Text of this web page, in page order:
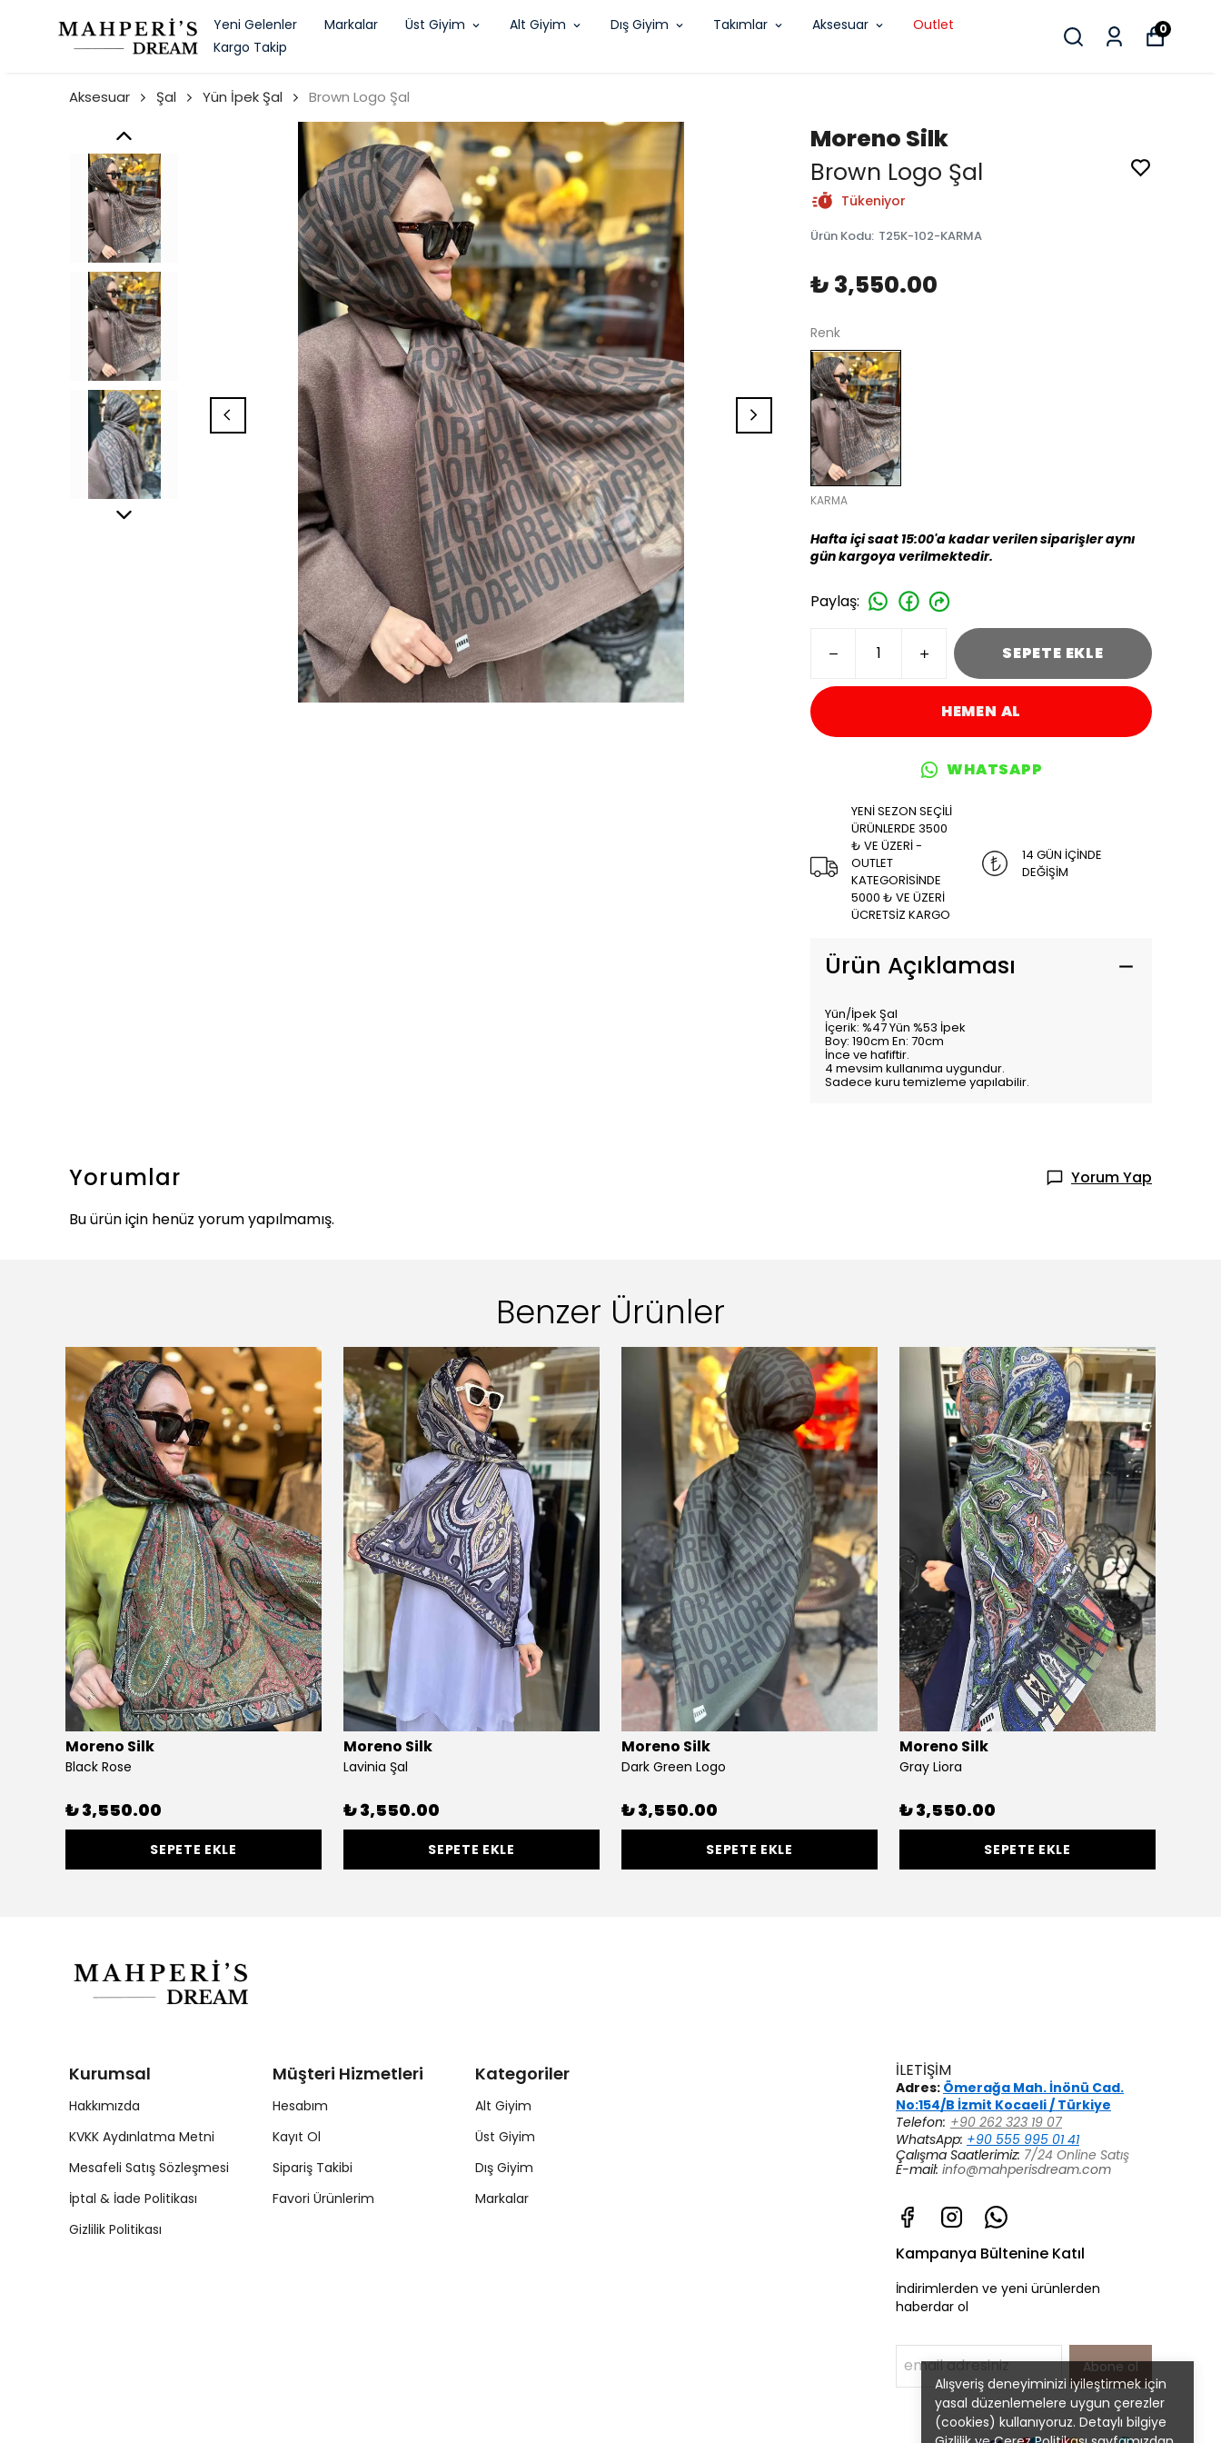
Yeni Gelenler Markalar Üst Giyim Alt Giyim Dış Giyim Takımlar Aksesuar
Outlet
Kargo Takip
0
Alışveriş deneyiminizi iyileştirmek için
yasal düzenlemelere uygun çerezler
(cookies) kullanıyoruz. Detaylı bilgiye
Aksesuar Şal Yün İpek Şal Brown Logo Şal
Moreno Silk
Brown Logo Şal
Tükeniyor
Ürün Kodu: T25K-102-KARMA
₺ 3,550.00
Renk
KARMA
Hafta içi saat 15:00'a kadar verilen siparişler aynı
gün kargoya verilmektedir.
Paylaş:
SEPETE EKLE
HEMEN AL
WHATSAPP
YENİ SEZON SEÇİLİ
ÜRÜNLERDE 3500
₺ VE ÜZERİ -
OUTLET
KATEGORİSİNDE
5000 ₺ VE ÜZERİ
ÜCRETSİZ KARGO
14 GÜN İÇİNDE
DEĞİŞİM
Ürün Açıklaması
Yün/İpek Şal
İçerik: %47 Yün %53 İpek
Boy: 190cm En: 70cm
İnce ve hafiftir.
4 mevsim kullanıma uygundur.
Sadece kuru temizleme yapılabilir.
Yorumlar
Yorum Yap
Bu ürün için henüz yorum yapılmamış.
Benzer Ürünler
Moreno Silk
Black Rose
₺ 3,550.00
SEPETE EKLE
Moreno Silk
Lavinia Şal
₺ 3,550.00
SEPETE EKLE
Moreno Silk
Dark Green Logo
₺ 3,550.00
SEPETE EKLE
Moreno Silk
Gray Liora
₺ 3,550.00
SEPETE EKLE
Kurumsal
Hakkımızda
KVKK Aydınlatma Metni
Mesafeli Satış Sözleşmesi
İptal & İade Politikası
Gizlilik Politikası
Müşteri Hizmetleri
Hesabım
Kayıt Ol
Sipariş Takibi
Favori Ürünlerim
Kategoriler
Alt Giyim
Üst Giyim
Dış Giyim
Markalar
İLETİŞİM
Adres: Ömerağa Mah. İnönü Cad.
No:154/B İzmit Kocaeli / Türkiye
Telefon: +90 262 323 19 07
WhatsApp: +90 555 995 01 41
Çalışma Saatlerimiz: 7/24 Online Satış
E-mail: info@mahperisdream.com
Kampanya Bültenine Katıl
İndirimlerden ve yeni ürünlerden
haberdar ol
Abone ol